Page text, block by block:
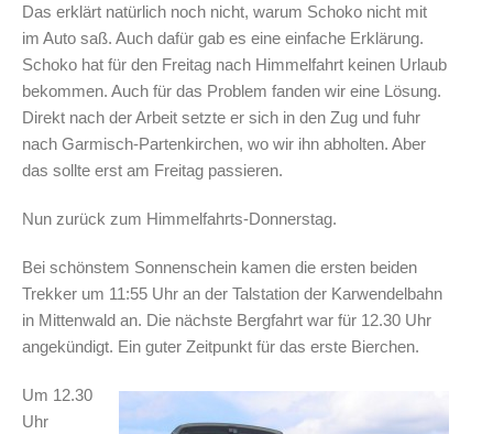
Das erklärt natürlich noch nicht, warum Schoko nicht mit
im Auto saß. Auch dafür gab es eine einfache Erklärung.
Schoko hat für den Freitag nach Himmelfahrt keinen Urlaub
bekommen. Auch für das Problem fanden wir eine Lösung.
Direkt nach der Arbeit setzte er sich in den Zug und fuhr
nach Garmisch-Partenkirchen, wo wir ihn abholten. Aber
das sollte erst am Freitag passieren.
Nun zurück zum Himmelfahrts-Donnerstag.
Bei schönstem Sonnenschein kamen die ersten beiden
Trekker um 11:55 Uhr an der Talstation der Karwendelbahn
in Mittenwald an. Die nächste Bergfahrt war für 12.30 Uhr
angekündigt. Ein guter Zeitpunkt für das erste Bierchen.
Um 12.30
Uhr